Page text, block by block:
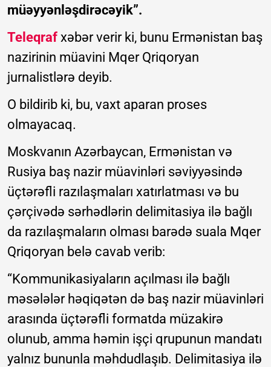
müəyyənləşdirəcəyik”.
Teleqraf xəbər verir ki, bunu Ermənistan baş
nazirinin müavini Mqer Qriqoryan
jurnalistlərə deyib.
O bildirib ki, bu, vaxt aparan proses
olmayacaq.
Moskvanın Azərbaycan, Ermənistan və
Rusiya baş nazir müavinləri səviyyəsində
üçtərəfli razılaşmaları xatırlatması və bu
çərçivədə sərhədlərin delimitasiya ilə bağlı
da razılaşmaların olması barədə suala Mqer
Qriqoryan belə cavab verib:
“Kommunikasiyaların açılması ilə bağlı
məsələlər həqiqətən də baş nazir müavinləri
arasında üçtərəfli formatda müzakirə
olunub, amma həmin işçi qrupunun mandatı
yalnız bununla məhdudlaşıb. Delimitasiya ilə